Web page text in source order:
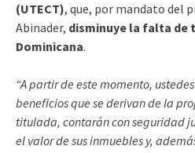
(UTECT), que, por mandato del
Abinader, disminuye la falta de
Dominicana.
“A partir de este momento,
beneficios que se derivan de la
titulada, contarán con seguridad
el valor de sus inmuebles y,